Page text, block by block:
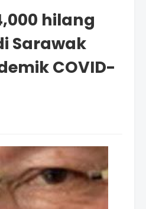
hilang
Sarawak
COVID-